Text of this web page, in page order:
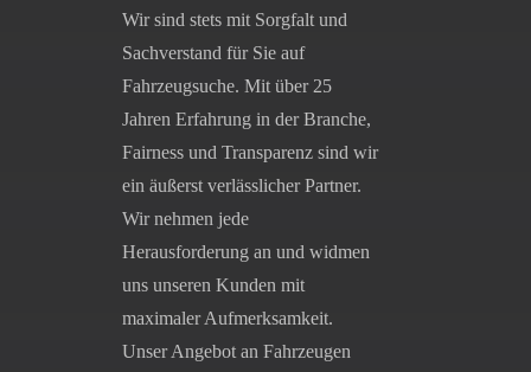
Wir sind stets mit Sorgfalt und
Sachverstand für Sie auf
Fahrzeugsuche. Mit über 25
Jahren Erfahrung in der Branche,
Fairness und Transparenz sind wir
ein äußerst verlässlicher Partner.
Wir nehmen jede
Herausforderung an und widmen
uns unseren Kunden mit
maximaler Aufmerksamkeit.
Unser Angebot an Fahrzeugen